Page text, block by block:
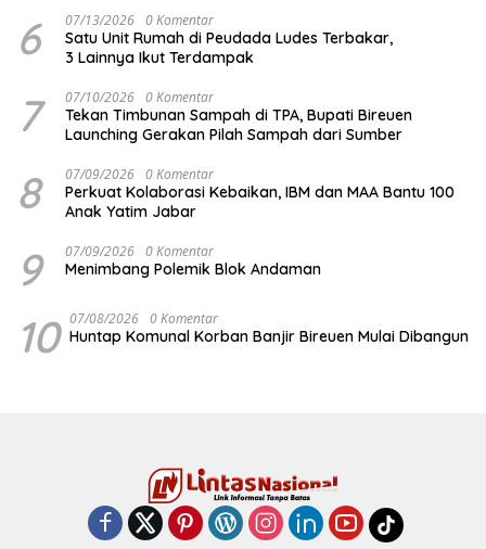
6 07/13/2026 0 Komentar
Satu Unit Rumah di Peudada Ludes Terbakar,
3 Lainnya Ikut Terdampak
7 07/10/2026 0 Komentar
Tekan Timbunan Sampah di TPA, Bupati Bireuen
Launching Gerakan Pilah Sampah dari Sumber
8 07/09/2026 0 Komentar
Perkuat Kolaborasi Kebaikan, IBM dan MAA Bantu 100
Anak Yatim Jabar
9 07/09/2026 0 Komentar
Menimbang Polemik Blok Andaman
10 07/08/2026 0 Komentar
Huntap Komunal Korban Banjir Bireuen Mulai Dibangun